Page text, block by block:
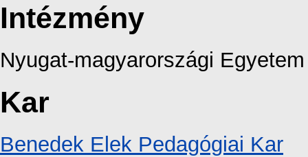
Intézmény
Nyugat-magyarországi Egyetem
Kar
Benedek Elek Pedagógiai Kar